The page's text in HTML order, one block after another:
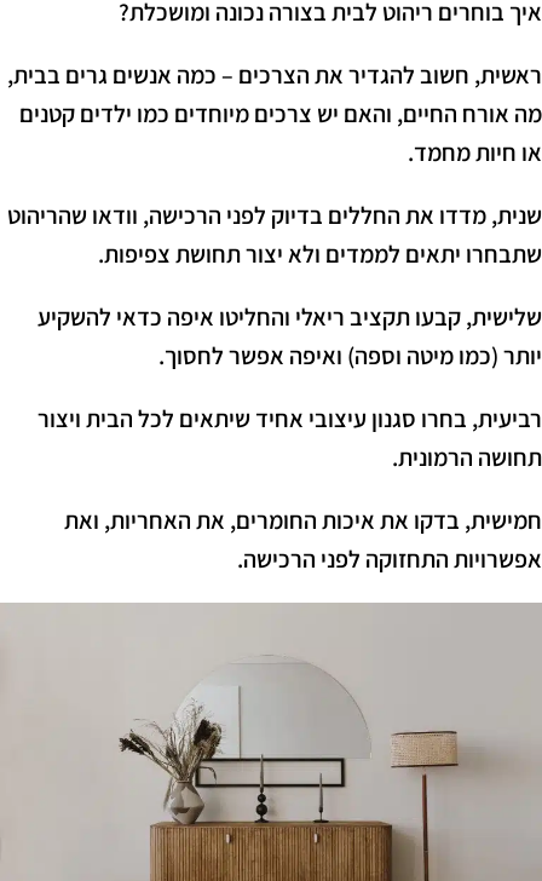
איך בוחרים ריהוט לבית בצורה נכונה ומושכלת?
ראשית, חשוב להגדיר את הצרכים – כמה אנשים גרים בבית,
מה אורח החיים, והאם יש צרכים מיוחדים כמו ילדים קטנים
או חיות מחמד.
שנית, מדדו את החללים בדיוק לפני הרכישה, וודאו שהריהוט
שתבחרו יתאים לממדים ולא יצור תחושת צפיפות.
שלישית, קבעו תקציב ריאלי והחליטו איפה כדאי להשקיע
יותר (כמו מיטה וספה) ואיפה אפשר לחסוך.
רביעית, בחרו סגנון עיצובי אחיד שיתאים לכל הבית ויצור
תחושה הרמונית.
חמישית, בדקו את איכות החומרים, את האחריות, ואת
אפשרויות התחזוקה לפני הרכישה.